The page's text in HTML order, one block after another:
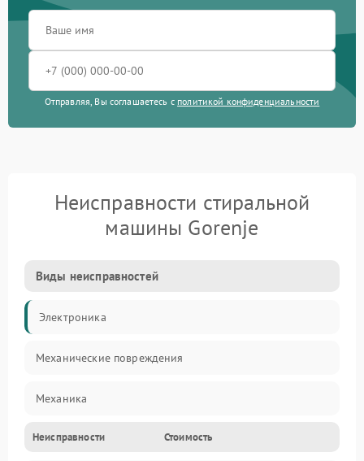
Отправляя, Вы соглашаетесь с политикой конфиденциальности
Неисправности стиральной
машины Gorenje
Виды неисправностей
Электроника
Механические повреждения
Механика
Электропитание
Неисправности Стоимость